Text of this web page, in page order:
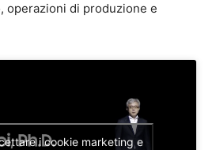
operazioni di produzione e
i cookie marketing e